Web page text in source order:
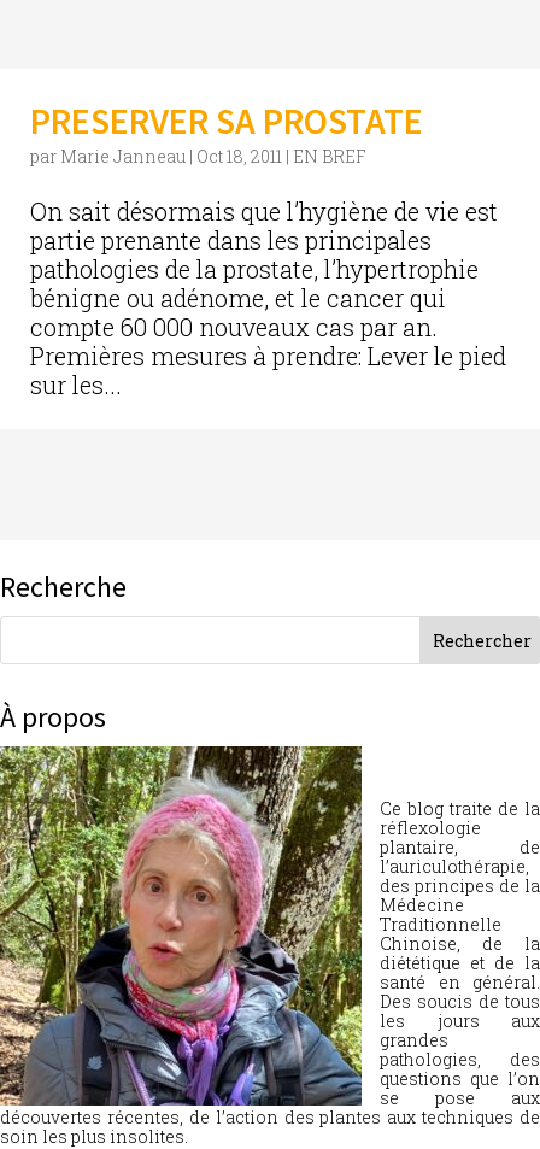
PRESERVER SA PROSTATE
par Marie Janneau | Oct 18, 2011 | EN BREF
On sait désormais que l’hygiène de vie est
partie prenante dans les principales
pathologies de la prostate, l’hypertrophie
bénigne ou adénome, et le cancer qui
compte 60 000 nouveaux cas par an.
Premières mesures à prendre: Lever le pied
sur les...
Recherche
À propos
Ce blog traite de la
réflexologie
plantaire, de
l’auriculothérapie,
des principes de la
Médecine
Traditionnelle
Chinoise, de la
diététique et de la
santé en général.
Des soucis de tous
les jours aux
grandes
pathologies, des
questions que l’on
se pose aux
découvertes récentes, de l’action des plantes aux techniques de
soin les plus insolites.